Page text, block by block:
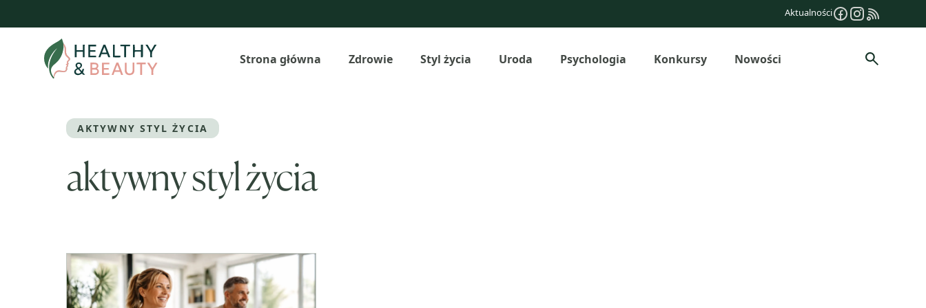
do
Aktualności
Strona główna Zdrowie Styl życia Uroda Psychologia Konkursy Nowości Szukaj
AKTYWNY STYL ŻYCIA
aktywny styl życia